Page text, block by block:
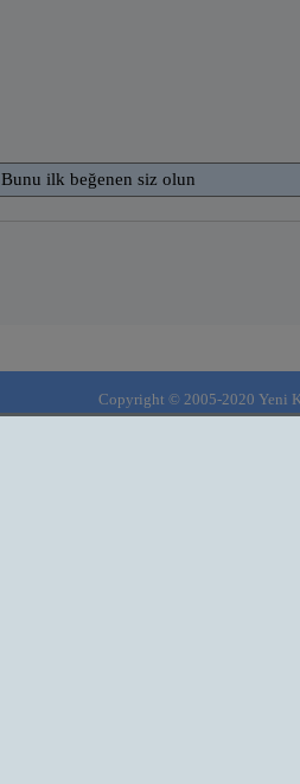
Bunu ilk beğenen siz olun
Copyright © 2005-2020 Yeni